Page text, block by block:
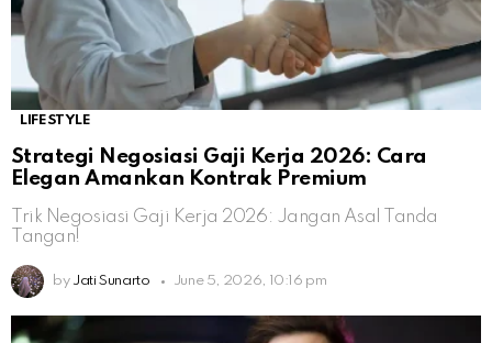
LIFESTYLE
Strategi Negosiasi Gaji Kerja 2026: Cara
Elegan Amankan Kontrak Premium
Trik Negosiasi Gaji Kerja 2026: Jangan Asal Tanda
Tangan!
by Jati Sunarto June 5, 2026, 10:16 pm